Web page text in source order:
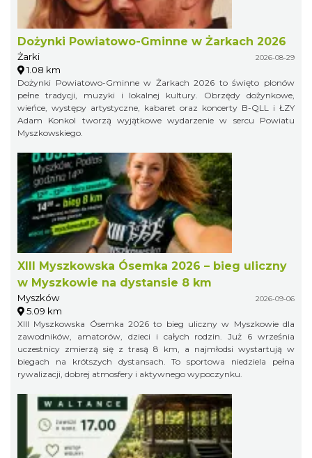
Dożynki Powiatowo-Gminne w Żarkach 2026
Żarki 2026-08-29
1.08 km
Dożynki Powiatowo-Gminne w Żarkach 2026 to święto plonów
pełne tradycji, muzyki i lokalnej kultury. Obrzędy dożynkowe,
wieńce, występy artystyczne, kabaret oraz koncerty B-QLL i ŁZY
Adam Konkol tworzą wyjątkowe wydarzenie w sercu Powiatu
Myszkowskiego.
XIII Myszkowska Ósemka 2026 – bieg uliczny
w Myszkowie na dystansie 8 km
Myszków 2026-09-06
5.09 km
XIII Myszkowska Ósemka 2026 to bieg uliczny w Myszkowie dla
zawodników, amatorów, dzieci i całych rodzin. Już 6 września
uczestnicy zmierzą się z trasą 8 km, a najmłodsi wystartują w
biegach na krótszych dystansach. To sportowa niedziela pełna
rywalizacji, dobrej atmosfery i aktywnego wypoczynku.